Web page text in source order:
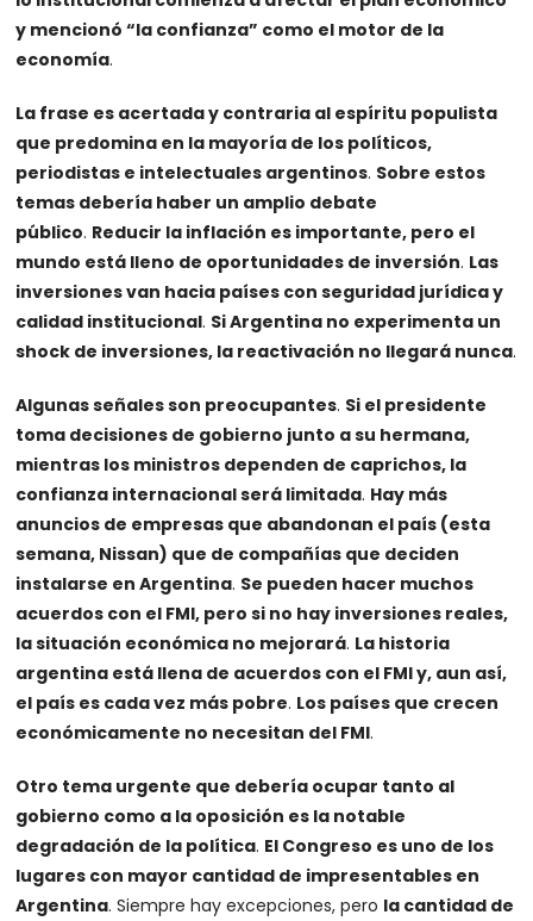
y mencionó “la confianza” como el motor de la
economía.
La frase es acertada y contraria al espíritu populista
que predomina en la mayoría de los políticos,
periodistas e intelectuales argentinos. Sobre estos
temas debería haber un amplio debate
público. Reducir la inflación es importante, pero el
mundo está lleno de oportunidades de inversión. Las
inversiones van hacia países con seguridad jurídica y
calidad institucional. Si Argentina no experimenta un
shock de inversiones, la reactivación no llegará nunca.
Algunas señales son preocupantes. Si el presidente
toma decisiones de gobierno junto a su hermana,
mientras los ministros dependen de caprichos, la
confianza internacional será limitada. Hay más
anuncios de empresas que abandonan el país (esta
semana, Nissan) que de compañías que deciden
instalarse en Argentina. Se pueden hacer muchos
acuerdos con el FMI, pero si no hay inversiones reales,
la situación económica no mejorará. La historia
argentina está llena de acuerdos con el FMI y, aun así,
el país es cada vez más pobre. Los países que crecen
económicamente no necesitan del FMI.
Otro tema urgente que debería ocupar tanto al
gobierno como a la oposición es la notable
degradación de la política. El Congreso es uno de los
lugares con mayor cantidad de impresentables en
Argentina. Siempre hay excepciones, pero la cantidad de